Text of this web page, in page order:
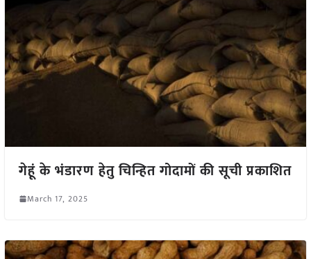
गेहूं के भंडारण हेतु चिन्हित गोदामों की सूची प्रकाशित
March 17, 2025